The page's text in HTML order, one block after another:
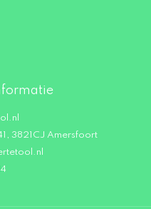
3821CJ Amersfoort